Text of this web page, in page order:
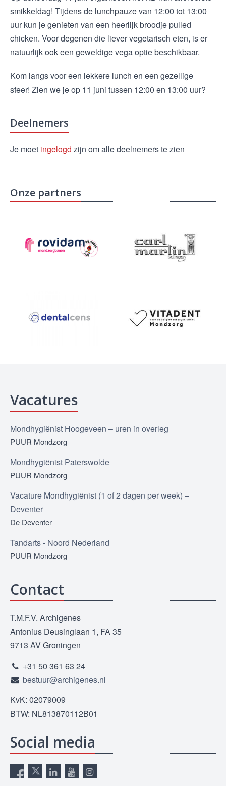
smikkeldag! Tijdens de lunchpauze van 12:00 tot 13:00
uur kun je genieten van een heerlijk broodje pulled
chicken. Voor degenen die liever vegetarisch eten, is er
natuurlijk ook een geweldige vega optie beschikbaar.
Kom langs voor een lekkere lunch en een gezellige
sfeer! Zien we je op 11 juni tussen 12:00 en 13:00 uur?
Deelnemers
Je moet ingelogd zijn om alle deelnemers te zien
Onze partners
Vacatures
Mondhygiënist Hoogeveen – uren in overleg
PUUR Mondzorg
Mondhygiënist Paterswolde
PUUR Mondzorg
Vacature Mondhygiënist (1 of 2 dagen per week) –
Deventer
De Deventer
Tandarts - Noord Nederland
PUUR Mondzorg
Contact
T.M.F.V. Archigenes
Antonius Deusinglaan 1, FA 35
9713 AV Groningen
+31 50 361 63 24
bestuur@archigenes.nl
KvK: 02079009
BTW: NL813870112B01
Social media